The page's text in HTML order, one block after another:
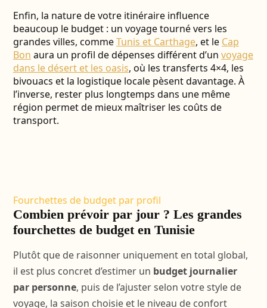
Enfin, la nature de votre itinéraire influence
beaucoup le budget : un voyage tourné vers les
grandes villes, commeTunis et Carthage, et le Cap
Bon aura un profil de dépenses différent d’un voyage
dans le désert et les oasis, où les transferts 4×4, les
bivouacs et la logistique locale pèsent davantage. À
l’inverse, rester plus longtemps dans une même
région permet de mieux maîtriser les coûts de
transport.
Fourchettes de budget par profil
Combien prévoir par jour ? Les grandes
fourchettes de budget en Tunisie
Plutôt que de raisonner uniquement en total global,
il est plus concret d’estimer un budget journalier
par personne, puis de l’ajuster selon votre style de
voyage, la saison choisie et le niveau de confort